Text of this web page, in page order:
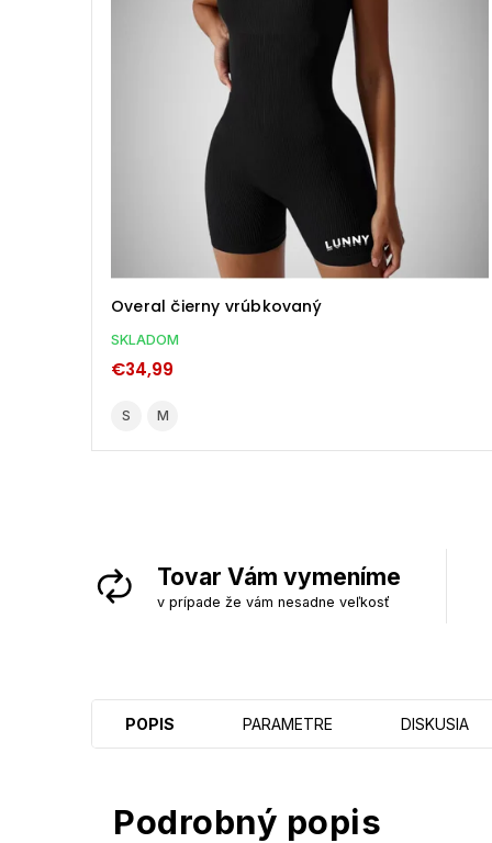
Overal čierny vrúbkovaný
SKLADOM
€34,99
S M
Tovar Vám vymeníme
v prípade že vám nesadne veľkosť
POPIS PARAMETRE DISKUSIA
Podrobný popis